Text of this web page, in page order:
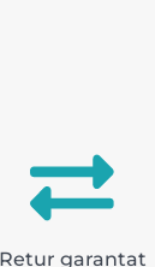
Retur garantat